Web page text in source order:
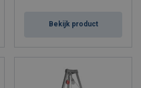
Bekijk product